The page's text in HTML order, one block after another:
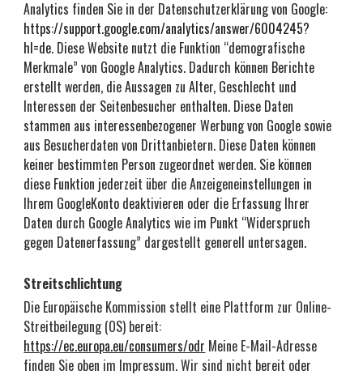
https://support.google.com/analytics/answer/6004245?
hl=de. Diese Website nutzt die Funktion “demografische
Merkmale” von Google Analytics. Dadurch können Berichte
erstellt werden, die Aussagen zu Alter, Geschlecht und
Interessen der Seitenbesucher enthalten. Diese Daten
stammen aus interessenbezogener Werbung von Google sowie
aus Besucherdaten von Drittanbietern. Diese Daten können
keiner bestimmten Person zugeordnet werden. Sie können
diese Funktion jederzeit über die Anzeigeneinstellungen in
Ihrem GoogleKonto deaktivieren oder die Erfassung Ihrer
Daten durch Google Analytics wie im Punkt “Widerspruch
gegen Datenerfassung” dargestellt generell untersagen.
Streitschlichtung
Die Europäische Kommission stellt eine Plattform zur Online-
https://ec.europa.eu/consumers/odr Meine E-Mail-Adresse
finden Sie oben im Impressum. Wir sind nicht bereit oder